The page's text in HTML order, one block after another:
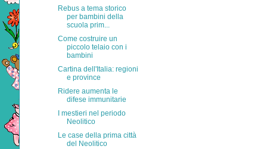
Rebus a tema storico
per bambini della
scuola prim...
Come costruire un
piccolo telaio con i
bambini
Cartina dell'Italia: regioni
e province
Ridere aumenta le
difese immunitarie
I mestieri nel periodo
Neolitico
Le case della prima città
del Neolitico